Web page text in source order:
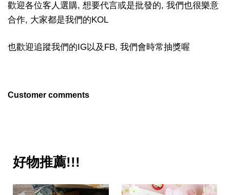
歡迎各位客人選購, 想要代言或是批發的, 我們也很樂意
合作, 大家都是我們的KOL
也歡迎追蹤我們的IG以及FB, 我們會時常抽獎喔
Customer comments
好物推薦!!!